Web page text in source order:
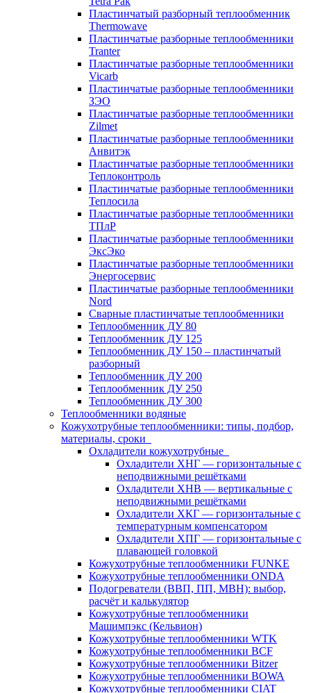
Пластинчатый разборный теплообменник
Thermowave
Пластинчатые разборные теплообменники
Tranter
Пластинчатые разборные теплообменники
Vicarb
Пластинчатые разборные теплообменники
ЗЭО
Пластинчатые разборные теплообменники
Zilmet
Пластинчатые разборные теплообменники
Анвитэк
Пластинчатые разборные теплообменники
Теплоконтроль
Пластинчатые разборные теплообменники
Теплосила
Пластинчатые разборные теплообменники
ТПлР
Пластинчатые разборные теплообменники
ЭксЭко
Пластинчатые разборные теплообменники
Энергосервис
Пластинчатые разборные теплообменники
Nord
Сварные пластинчатые теплообменники
Теплообменник ДУ 80
Теплообменник ДУ 125
Теплообменник ДУ 150 – пластинчатый
разборный
Теплообменник ДУ 200
Теплообменник ДУ 250
Теплообменник ДУ 300
Теплообменники водяные
Кожухотрубные теплообменники: типы, подбор,
материалы, сроки
Охладители кожухотрубные
Охладители ХНГ — горизонтальные с
неподвижными решётками
Охладители ХНВ — вертикальные с
неподвижными решётками
Охладители ХКГ — горизонтальные с
температурным компенсатором
Охладители ХПГ — горизонтальные с
плавающей головкой
Кожухотрубные теплообменники FUNKE
Кожухотрубные теплообменники ONDA
Подогреватели (ВВП, ПП, МВН): выбор,
расчёт и калькулятор
Кожухотрубные теплообменники
Машимпэкс (Кельвион)
Кожухотрубные теплообменники WTK
Кожухотрубные теплообменники BCF
Кожухотрубные теплообменники Bitzer
Кожухотрубные теплообменники BOWA
Кожухотрубные теплообменники CIAT